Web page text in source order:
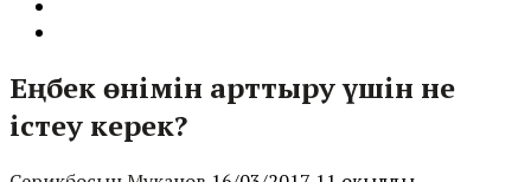
Еңбек өнімін арттыру үшін не
істеу керек?